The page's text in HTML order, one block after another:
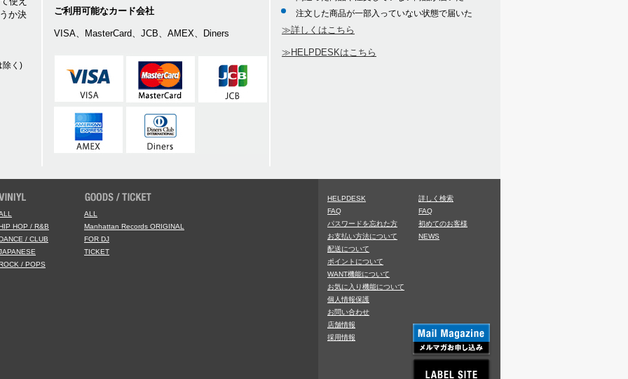
か決
除く)
ご利用可能なカード会社
VISA、MasterCard、JCB、AMEX、Diners
注文した商品が一部入っていない状態で届いた
≫詳しくはこちら
≫HELPDESKはこちら
HOP / R&B
/ CLUB
/ POPS
ALL
Manhattan Records ORIGINAL
FOR DJ
TICKET
HELPDESK
FAQ
パスワードを忘れた方
お支払い方法について
配送について
ポイントについて
WANT機能について
お気に入り機能について
個人情報保護
お問い合わせ
店舗情報
採用情報
詳しく検索
FAQ
初めてのお客様
NEWS